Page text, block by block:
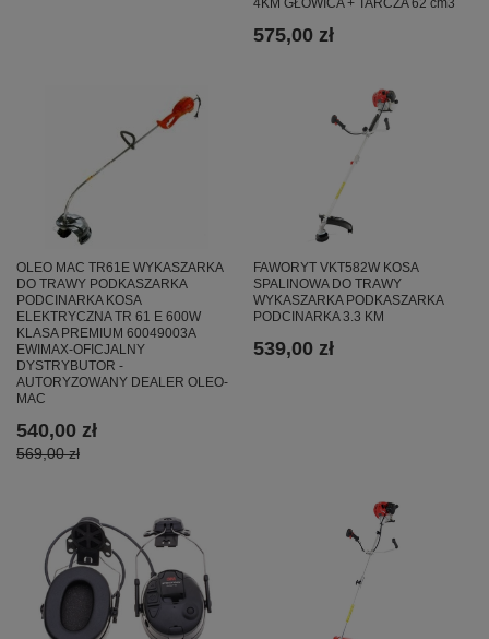
4KM GŁOWICA + TARCZA 62 cm3
575,00 zł
OLEO MAC TR61E WYKASZARKA
DO TRAWY PODKASZARKA
PODCINARKA KOSA
ELEKTRYCZNA TR 61 E 600W
KLASA PREMIUM 60049003A
EWIMAX-OFICJALNY
DYSTRYBUTOR -
AUTORYZOWANY DEALER OLEO-
MAC
540,00 zł
569,00 zł
FAWORYT VKT582W KOSA
SPALINOWA DO TRAWY
WYKASZARKA PODKASZARKA
PODCINARKA 3.3 KM
539,00 zł